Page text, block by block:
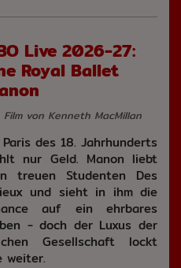
Live 2026-27:
Royal Ballet
Film von Kenneth MacMillan
Paris des 18. Jahrhunderts
nur Geld. Manon liebt
treuen Studenten Des
und sieht in ihm die
auf ein ehrbares
- doch der Luxus der
Gesellschaft lockt
weiter.